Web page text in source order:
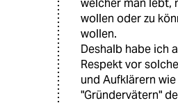
welcher man lebt,
wollen oder zu
wollen.
Deshalb habe ich
Respekt vor
und Aufklärern
"Gründervätern"